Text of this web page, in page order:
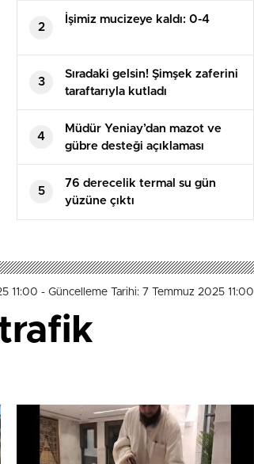
2
İşimiz mucizeye kaldı: 0-4
3
Sıradaki gelsin! Şimşek zaferini
taraftarıyla kutladı
4
Müdür Yeniay’dan mazot ve
gübre desteği açıklaması
5
76 derecelik termal su gün
yüzüne çıktı
11:00 - Güncelleme Tarihi: 7 Temmuz 2025 11:00